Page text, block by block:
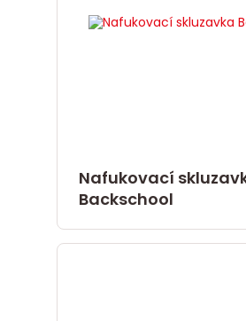
Nafukovací
Backschool